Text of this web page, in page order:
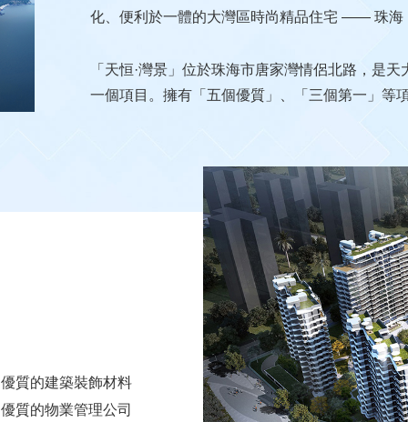
化、便利於一體的大灣區時尚精品住宅 —— 珠海
「天恒·灣景」位於珠海市唐家灣情侶北路，是
一個項目。擁有「五個優質」、「三個第一」等
優質的建築裝飾材料
優質的物業管理公司